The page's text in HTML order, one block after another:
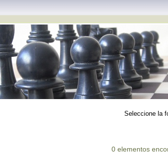
Seleccione la
0 elementos